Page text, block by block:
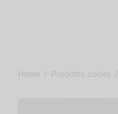
Home / Prodotto colore /